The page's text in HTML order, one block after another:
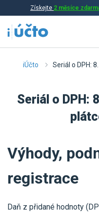
Získejte 2 měsíce
Přehled
iÚčto Seriál o DPH:
Seriál o DPH:
Výhody,
registrace
Daň z přidané hodnoty